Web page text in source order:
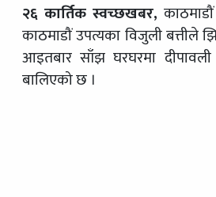
२६ कार्तिक स्वच्छखबर,
काठमाडौं उपत्यका विजुली बत्तीले
आइतबार साँझ घरघरमा दीपावली
बालिएको छ ।